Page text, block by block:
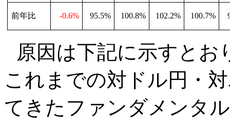
前年比 -0.6% 95.5% 100.8% 102.2% 100.7%
原因は下記に示すと
これまでの対ドル円・
てきたファンダメンタ